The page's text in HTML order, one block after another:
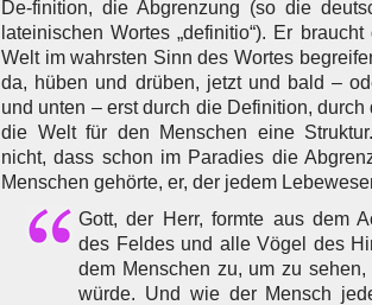
De-finition, die Abgrenzung (so die
lateinischen Wortes „definitio“). Er
Welt im wahrsten Sinn des Wortes
da, hüben und drüben, jetzt und bald –
und unten – erst durch die Definition,
die Welt für den Menschen eine
nicht, dass schon im Paradies die
Menschen gehörte, er, der jedem
Gott, der Herr, formte aus dem
des Feldes und alle Vögel des
dem Menschen zu, um zu
würde. Und wie der Mensch